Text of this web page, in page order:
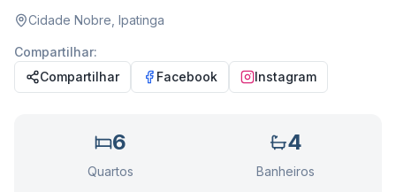
Cidade Nobre Ipatinga
Compartilhar:
Compartilhar
Facebook Instagram
6
Quartos
4
Banheiros